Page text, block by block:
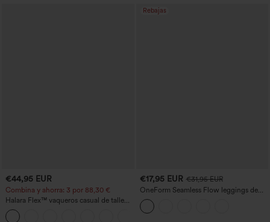
€44,95 EUR
Combina y ahorra: 3 por 88,30 €
Halara Flex™ vaqueros casual de talle
alto con bolsillos, estilo baggy de pierna
ancha, efecto lavado
Rebajas
€17,95 EUR €31,95 EUR
OneForm Seamless Flow leggings de
yoga de talle alto con control abdominal
y realce de glúteos